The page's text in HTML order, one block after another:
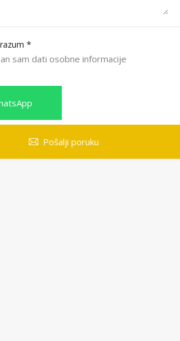
*
sam dati osobne informacije
Pošalji poruku